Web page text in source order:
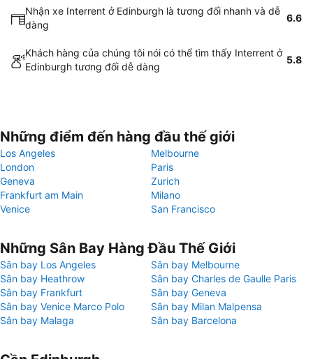
Nhận xe Interrent ở Edinburgh là tương đối nhanh và dễ
dàng
6.6
Khách hàng của chúng tôi nói có thể tìm thấy Interrent ở
Edinburgh tương đối dễ dàng
5.8
Những điểm đến hàng đầu thế giới
Los Angeles
Melbourne
London
Paris
Geneva
Zurich
Frankfurt am Main
Milano
Venice
San Francisco
Những Sân Bay Hàng Đầu Thế Giới
Sân bay Los Angeles
Sân bay Melbourne
Sân bay Heathrow
Sân bay Charles de Gaulle Paris
Sân bay Frankfurt
Sân bay Geneva
Sân bay Venice Marco Polo
Sân bay Milan Malpensa
Sân bay Malaga
Sân bay Barcelona